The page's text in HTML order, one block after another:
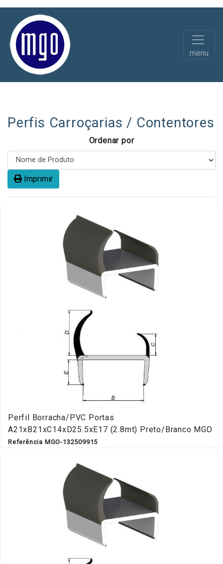
menu
Perfis Carroçarias / Contentores
Ordenar por
Imprimir
Perfil Borracha/PVC Portas
A21xB21xC14xD25.5xE17 (2.8mt) Preto/Branco MGO
Referência MGO-132509915